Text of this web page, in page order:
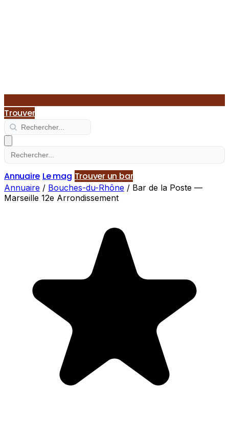
Trouver
Annuaire Le mag Trouver un bar
Annuaire / Bouches-du-Rhône / Bar de la Poste —
Marseille 12e Arrondissement